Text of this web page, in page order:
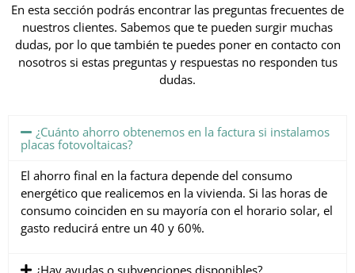
En esta sección podrás encontrar las preguntas frecuentes de
nuestros clientes. Sabemos que te pueden surgir muchas
dudas, por lo que también te puedes poner en contacto con
nosotros si estas preguntas y respuestas no responden tus
dudas.
¿Cuánto ahorro obtenemos en la factura si instalamos
placas fotovoltaicas?
El ahorro final en la factura depende del consumo
energético que realicemos en la vivienda. Si las horas de
consumo coinciden en su mayoría con el horario solar, el
gasto reducirá entre un 40 y 60%.